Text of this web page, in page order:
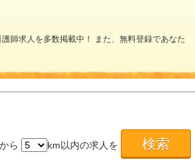
師求人を多数掲載中！ また、無料登録であなた
から km以内の求人を